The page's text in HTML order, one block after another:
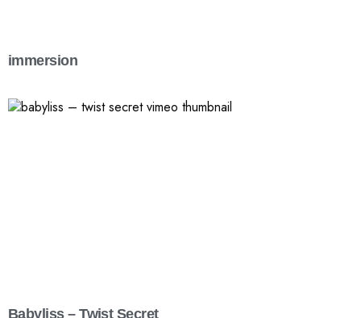
immersion
Babyliss – Twist Secret